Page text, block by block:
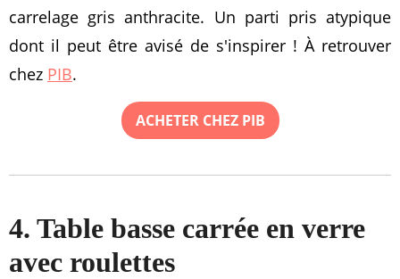
carrelage gris anthracite. Un parti pris atypique
dont il peut être avisé de s'inspirer ! À retrouver
chez PIB.
ACHETER CHEZ PIB
4. Table basse carrée en verre
avec roulettes